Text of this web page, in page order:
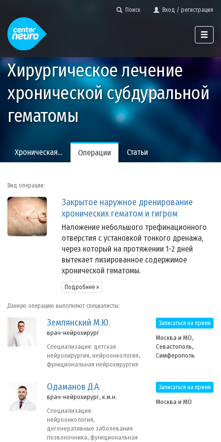
Поиск Вход / регистрация
Хирургическое лечение
хронической субдуральной
гематомы
Хроническая... Операции Статьи
Вид операции:
Закрытое наружное дренирование
хронических гематом и гигром
Наложение небольшого трефинационного
отверстия с установкой тонкого дренажа,
через который на протяжении 1-2 дней
вытекает лизированное содержимое
хронической гематомы.
Подробнее »
Данную операцию выполняют специалисты:
Землянский М.Ю.
врач-нейрохирург
Специализация: детская
нейрохирургия, нейроонкология,
функциональная нейрохирургия
Записаться на прием
Москва и МО,
Севастополь,
Симферополь
Одаманов Д.А.
врач-нейрохирург, к.м.н.
Специализация:
нейроонкология,
дегенеративные заболевания
позвоночника, функциональная
Записаться на прием
Москва и МО